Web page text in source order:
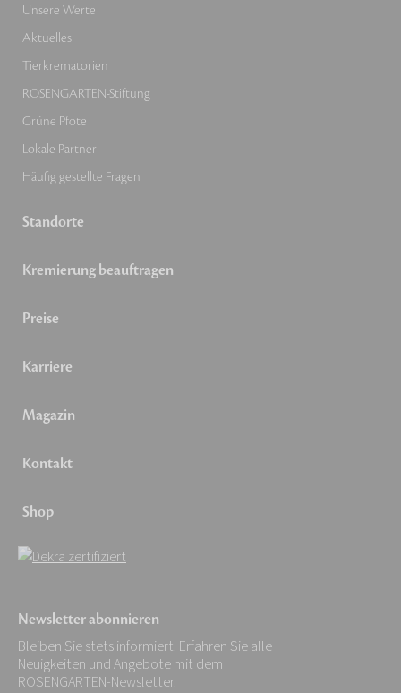
Unsere Werte
Aktuelles
Tierkrematorien
ROSENGARTEN-Stiftung
Grüne Pfote
Lokale Partner
Häufig gestellte Fragen
Standorte
Kremierung beauftragen
Preise
Karriere
Magazin
Kontakt
Shop
Newsletter abonnieren
Bleiben Sie stets informiert. Erfahren Sie alle
Neuigkeiten und Angebote mit dem
ROSENGARTEN-Newsletter.